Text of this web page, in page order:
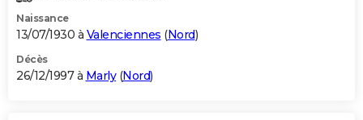
Naissance
13/07/1930 à Valenciennes (Nord)
Décès
26/12/1997 à Marly(Nord)